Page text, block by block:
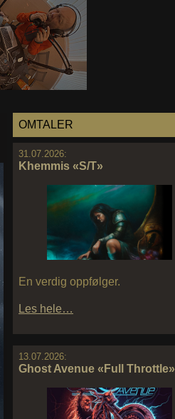
OMTALER
31.07.2026:
Khemmis «S/T»
En verdig oppfølger.
Les hele…
13.07.2026:
Ghost Avenue «Full Throttle»